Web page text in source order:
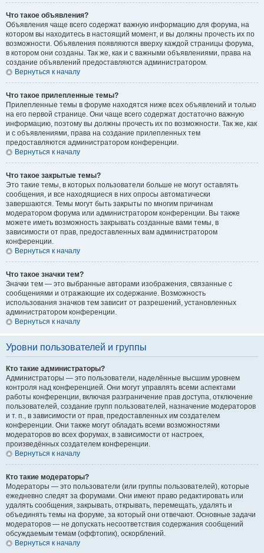
Что такое объявления?
Объявления чаще всего содержат важную информацию для форума, на
котором вы находитесь в настоящий момент, и вы должны прочесть их по
возможности. Объявления появляются вверху каждой страницы форума,
в котором они созданы. Так же, как и с важными объявлениями, права на
создание объявлений предоставляются администратором.
Вернуться к началу
Что такое прилепленные темы?
Прилепленные темы в форуме находятся ниже всех объявлений и только
на его первой странице. Они чаще всего содержат достаточно важную
информацию, поэтому вы должны прочесть их по возможности. Так же, как
и с объявлениями, права на создание прилепленных тем
предоставляются администратором конференции.
Вернуться к началу
Что такое закрытые темы?
Это такие темы, в которых пользователи больше не могут оставлять
сообщения, и все находящиеся в них опросы автоматически
завершаются. Темы могут быть закрыты по многим причинам
модератором форума или администратором конференции. Вы также
можете иметь возможность закрывать созданные вами темы, в
зависимости от прав, предоставленных вам администратором
конференции.
Вернуться к началу
Что такое значки тем?
Значки тем — это выбранные авторами изображения, связанные с
сообщениями и отражающие их содержание. Возможность
использования значков тем зависит от разрешений, установленных
администратором конференции.
Вернуться к началу
Уровни пользователей и группы
Кто такие администраторы?
Администраторы — это пользователи, наделённые высшим уровнем
контроля над конференцией. Они могут управлять всеми аспектами
работы конференции, включая разграничение прав доступа, отключение
пользователей, создание групп пользователей, назначение модераторов
и т. п., в зависимости от прав, предоставленных им создателем
конференции. Они также могут обладать всеми возможностями
модераторов во всех форумах, в зависимости от настроек,
произведённых создателем конференции.
Вернуться к началу
Кто такие модераторы?
Модераторы — это пользователи (или группы пользователей), которые
ежедневно следят за форумами. Они имеют право редактировать или
удалять сообщения, закрывать, открывать, перемещать, удалять и
объединять темы на форуме, за который они отвечают. Основные задачи
модераторов — не допускать несоответствия содержания сообщений
обсуждаемым темам (оффтопик), оскорблений.
Вернуться к началу